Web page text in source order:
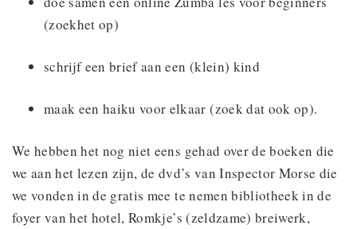
(zoekhet op)
schrijf een brief aan een (klein) kind
maak een haiku voor elkaar (zoek dat ook op).
We hebben het nog niet eens gehad over de boeken die
we aan het lezen zijn, de dvd’s van Inspector Morse die
we vonden in de gratis mee te nemen bibliotheek in de
foyer van het hotel, Romkje’s (zeldzame) breiwerk,